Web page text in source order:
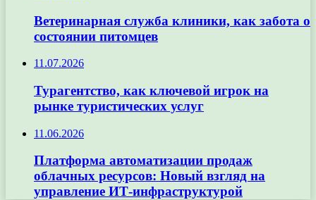
Ветеринарная служба клиники, как забота о
состоянии питомцев
11.07.2026
Турагентство, как ключевой игрок на
рынке туристических услуг
11.06.2026
Платформа автоматизации продаж
облачных ресурсов: Новый взгляд на
управление ИТ-инфраструктурой